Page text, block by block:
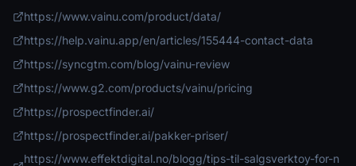
https://www.vainu.com/product/data/
https://help.vainu.app/en/articles/155444-contact-data
https://syncgtm.com/blog/vainu-review
https://www.g2.com/products/vainu/pricing
https://prospectfinder.ai/
https://prospectfinder.ai/pakker-priser/
https://www.effektdigital.no/blogg/tips-til-salgsverktoy-for-n